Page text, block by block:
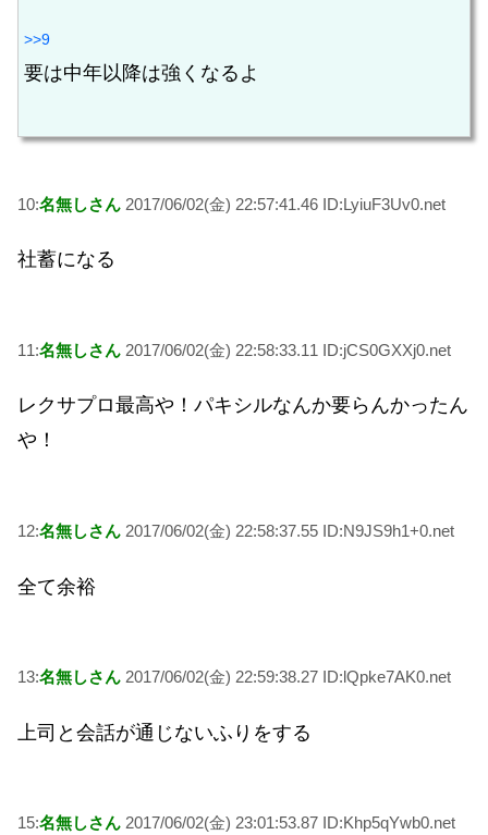
>>9
要は中年以降は強くなるよ
10:名無しさん 2017/06/02(金) 22:57:41.46 ID:LyiuF3Uv0.net
社蓄になる
11:名無しさん 2017/06/02(金) 22:58:33.11 ID:jCS0GXXj0.net
レクサプロ最高や！パキシルなんか要らんかったん
や！
12:名無しさん 2017/06/02(金) 22:58:37.55 ID:N9JS9h1+0.net
全て余裕
13:名無しさん 2017/06/02(金) 22:59:38.27 ID:lQpke7AK0.net
上司と会話が通じないふりをする
15:名無しさん 2017/06/02(金) 23:01:53.87 ID:Khp5qYwb0.net